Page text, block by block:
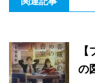
の